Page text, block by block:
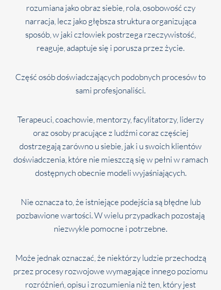
rozumiana jako obraz siebie, rola, osobowość czy
narracja, lecz jako głębsza struktura organizująca
sposób, w jaki człowiek postrzega rzeczywistość,
reaguje, adaptuje się i porusza przez życie.
Część osób doświadczających podobnych procesów to
sami profesjonaliści.
Terapeuci, coachowie, mentorzy, facylitatorzy, liderzy
oraz osoby pracujące z ludźmi coraz częściej
dostrzegają zarówno u siebie, jak i u swoich klientów
doświadczenia, które nie mieszczą się w pełni w ramach
dostępnych obecnie modeli wyjaśniających.
Nie oznacza to, że istniejące podejścia są błędne lub
pozbawione wartości. W wielu przypadkach pozostają
niezwykle pomocne i potrzebne.
Może jednak oznaczać, że niektórzy ludzie przechodzą
przez procesy rozwojowe wymagające innego poziomu
rozróżnień, opisu i zrozumienia niż ten, który jest